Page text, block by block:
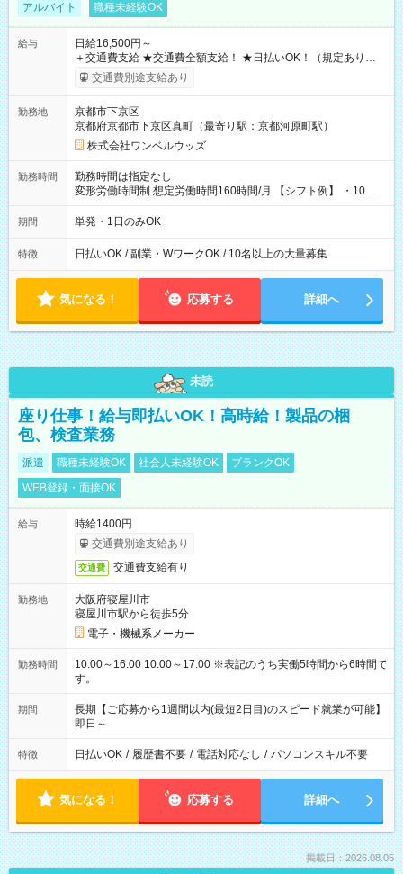
アルバイト 職種未経験OK
給与
日給16,500円～
＋交通費支給 ★交通費全額支給！ ★日払いOK！（規定あり） ┗
働いたその日に現金GET♪ お仕事後はコンビニATMから 日払
交通費別途支給あり
勤務地
京都市下京区
京都府京都市下京区真町（最寄り駅：京都河原町駅）
株式会社ワンベルウッズ
勤務時間
勤務時間は指定なし
変形労働時間制 想定労働時間160時間/月 【シフト例】 ・10：
00～20：00
期間 単発・1日のみOK
特徴 日払いOK / 副業・WワークOK / 10名以上の大量募集
気になる！ 応募する 詳細へ
未読
座り仕事！給与即払いOK！高時給！製品の梱
包、検査業務
派遣 職種未経験OK 社会人未経験OK
ブランクOK
WEB登録・面接OK
給与
時給1400円
交通費別途支給あり
交通費 交通費支給有り
勤務地
大阪府寝屋川市
寝屋川市駅から徒歩5分
電子・機械系メーカー
勤務時間
10:00～16:00 10:00～17:00 ※表記のうち実働5時間から6時間で
す。
期間
長期【ご応募から1週間以内(最短2日目)のスピード就業が可能】
即日～
特徴 日払いOK / 履歴書不要 / 電話対応なし / パソコンスキル不要
気になる！ 応募する 詳細へ
掲載日：2026.08.05